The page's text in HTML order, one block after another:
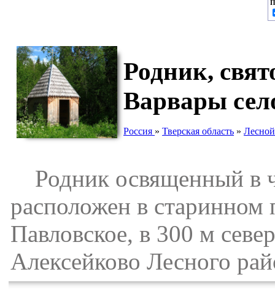
Родник,
Варвары
Россия »Тверская область »
Родник освященный в
расположен в старинном
Павловское, в 300 м
Алексейково Лесного